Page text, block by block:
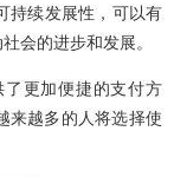
持续发展性，可以有
会的进步和发展。
更加便捷的支付方
来越多的人将选择使